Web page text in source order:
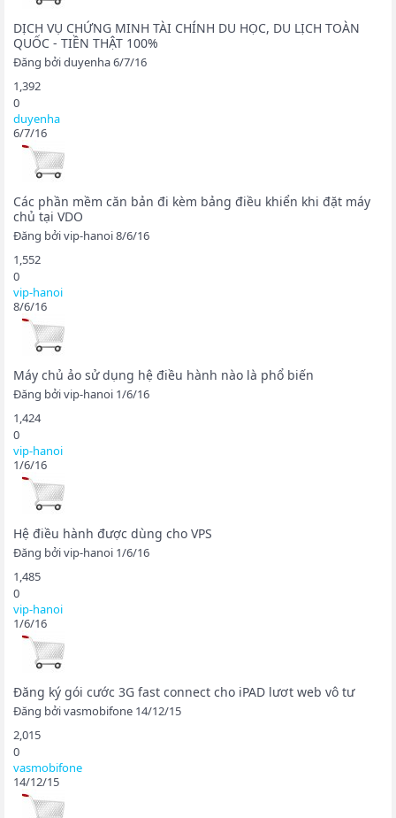
DỊCH VỤ CHỨNG MINH TÀI CHÍNH DU HỌC, DU LỊCH TOÀN
QUỐC - TIỀN THẬT 100%
Đăng bởiduyenha6/7/16
1,392
0
duyenha
6/7/16
Các phần mềm căn bản đi kèm bảng điều khiển khi đặt máy
chủ tại VDO
Đăng bởivip-hanoi8/6/16
1,552
0
vip-hanoi
8/6/16
Máy chủ ảo sử dụng hệ điều hành nào là phổ biến
Đăng bởivip-hanoi 1/6/16
1,424
0
vip-hanoi
1/6/16
Hệ điều hành được dùng cho VPS
Đăng bởivip-hanoi 1/6/16
1,485
0
vip-hanoi
1/6/16
Đăng ký gói cước 3G fast connect cho iPAD lươt web vô tư
Đăng bởivasmobifone 14/12/15
2,015
0
vasmobifone
14/12/15